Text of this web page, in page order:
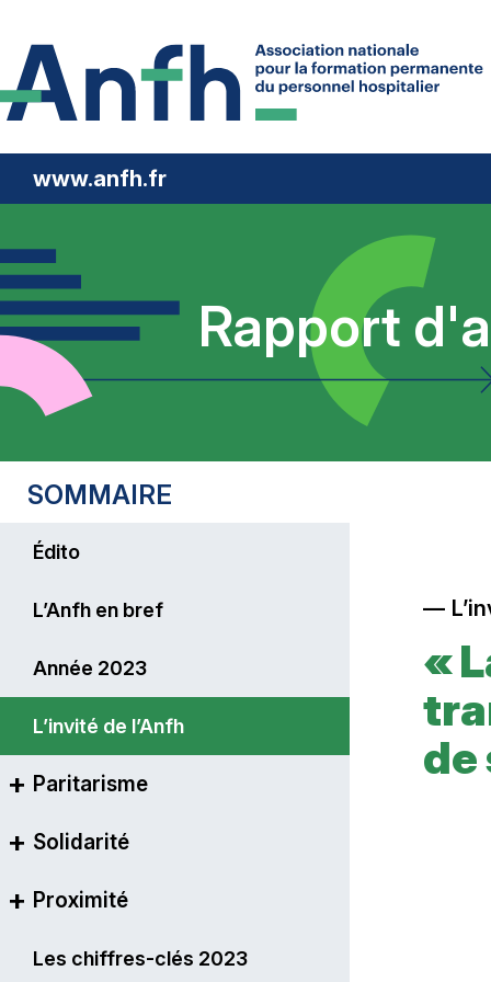
www.anfh.fr
Rapport
«
de
SOMMAIRE
Édito
L’Anfh en bref
Année 2023
L’invité de l’Anfh
Paritarisme
Le principe du paritarisme
La formation continue plus
d’opportunités professionnelles
Solidarité
Cinq fonds collectés
Articuler la formation avec la
Proximité
Une solution complète pour la
Les chiffres-clés 2023